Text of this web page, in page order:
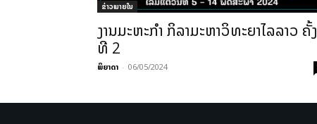
ຂ່າວພາຍ​ໃນ
ງານມະຫະກຳ ກິລາມະຫາວິທະຍາໄລລາວ ຄັ້ງ
ທີ 2
ພິຍາດາ - 06/05/2024